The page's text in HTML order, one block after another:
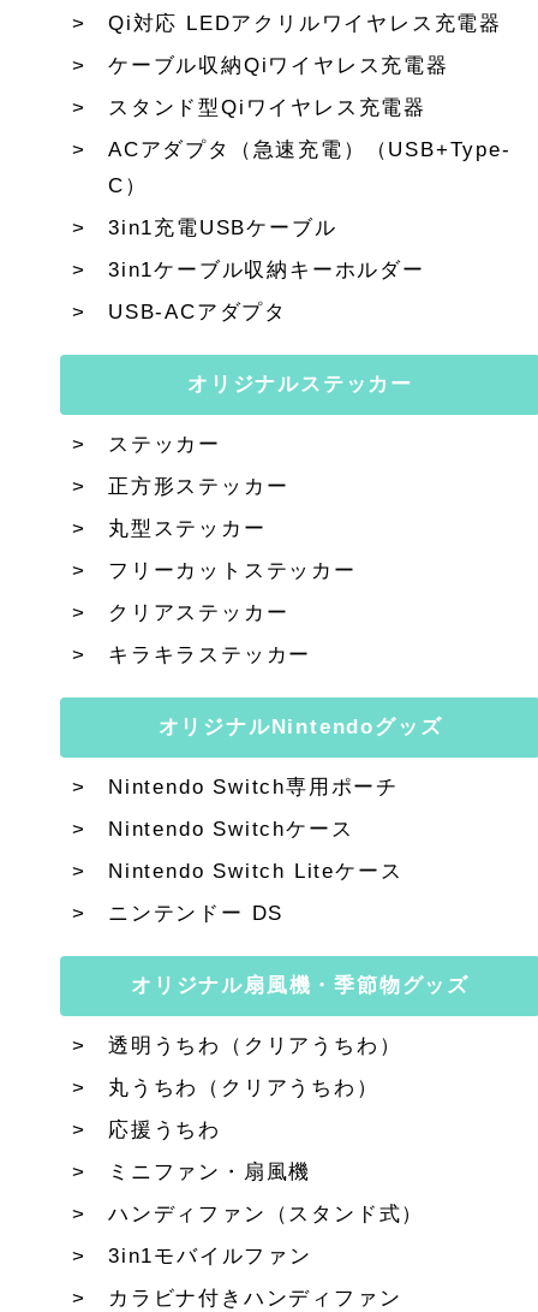
Qi対応 LEDアクリルワイヤレス充電器
ケーブル収納Qiワイヤレス充電器
スタンド型Qiワイヤレス充電器
ACアダプタ（急速充電）（USB+Type-
C）
3in1充電USBケーブル
3in1ケーブル収納キーホルダー
USB-ACアダプタ
オリジナルステッカー
ステッカー
正方形ステッカー
丸型ステッカー
フリーカットステッカー
クリアステッカー
キラキラステッカー
オリジナルNintendoグッズ
Nintendo Switch専用ポーチ
Nintendo Switchケース
Nintendo Switch Liteケース
ニンテンドー DS
オリジナル扇風機・季節物グッズ
透明うちわ（クリアうちわ）
丸うちわ（クリアうちわ）
応援うちわ
ミニファン・扇風機
ハンディファン（スタンド式）
3in1モバイルファン
カラビナ付きハンディファン